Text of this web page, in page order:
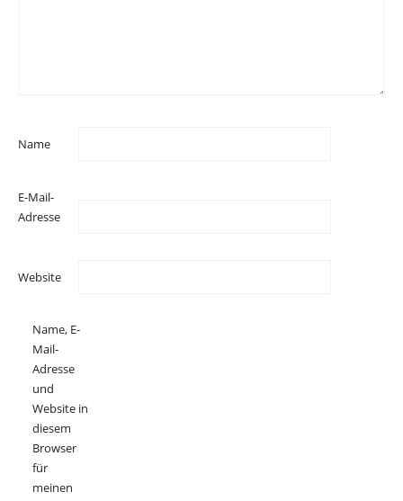
Name
E-Mail-
Adresse
Website
Name, E-
Mail-
Adresse
und
Website in
diesem
Browser
für
meinen